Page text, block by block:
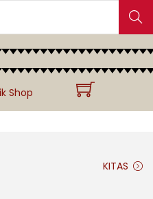
Search
KITAS